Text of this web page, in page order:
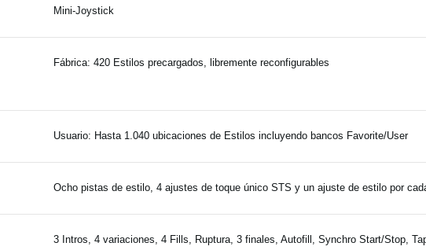
Mini-Joystick
Fábrica: 420 Estilos precargados, libremente reconfigurables
Usuario: Hasta 1.040 ubicaciones de Estilos incluyendo bancos Favorite/User
Ocho pistas de estilo, 4 ajustes de toque único STS y un ajuste de estilo por
3 Intros, 4 variaciones, 4 Fills, Ruptura, 3 finales, Autofill, Synchro Start/Stop,